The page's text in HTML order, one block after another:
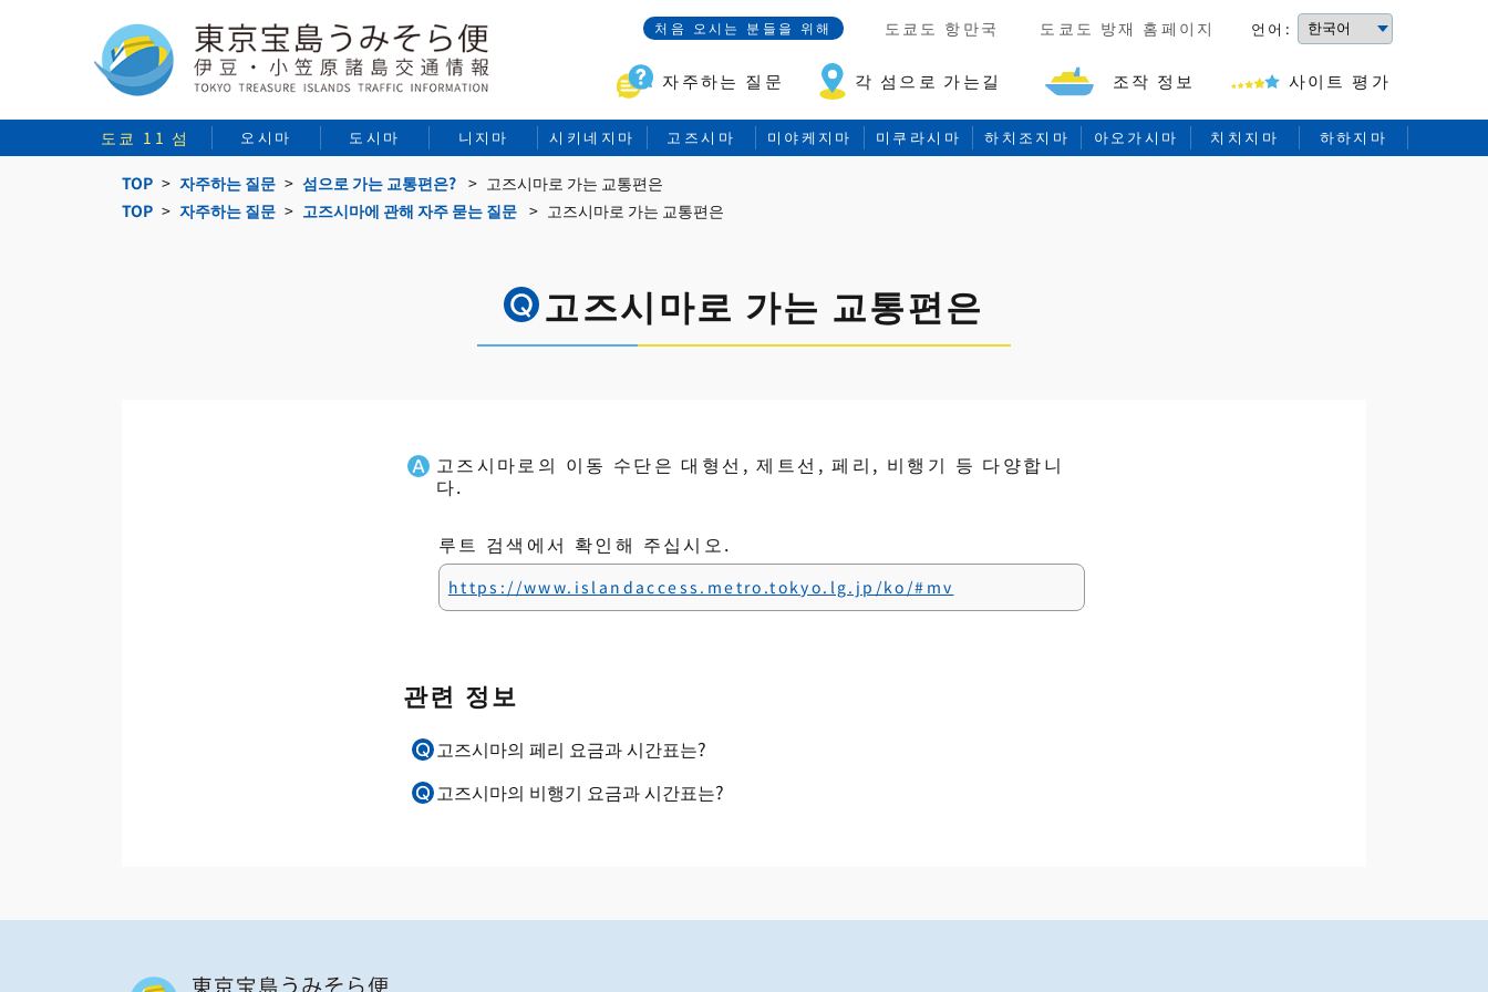
처음 오시는 분들을 위해 도쿄도 항만국 도쿄도 방재 홈페이지 언어:
자주하는 질문 각 섬으로 가는길 조작 정보 사이트 평가
도쿄 11 섬 오시마 도시마 니지마 시키네지마 고즈시마 미야케지마 미쿠라시마 하치조지마 아오가시마 치치지마 하하지마
TOP 자주하는 질문 섬으로 가는 교통편은?
고즈시마로 가는 교통편은
TOP
자주하는 질문 고즈시마에 관해 자주 묻는 질문 고즈시마로 가는 교통편은
고즈시마로 가는 교통편은
고즈시마로의 이동 수단은 대형선, 제트선, 페리, 비행기 등 다양합니
다.
루트 검색에서 확인해 주십시오.
https://www.islandaccess.metro.tokyo.lg.jp/ko/#mv
관련 정보
고즈시마의 페리 요금과 시간표는?
고즈시마의 비행기 요금과 시간표는?